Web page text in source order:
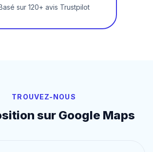
sur 120+ avis Trustpilot
TROUVEZ-NOUS
sur Google Maps